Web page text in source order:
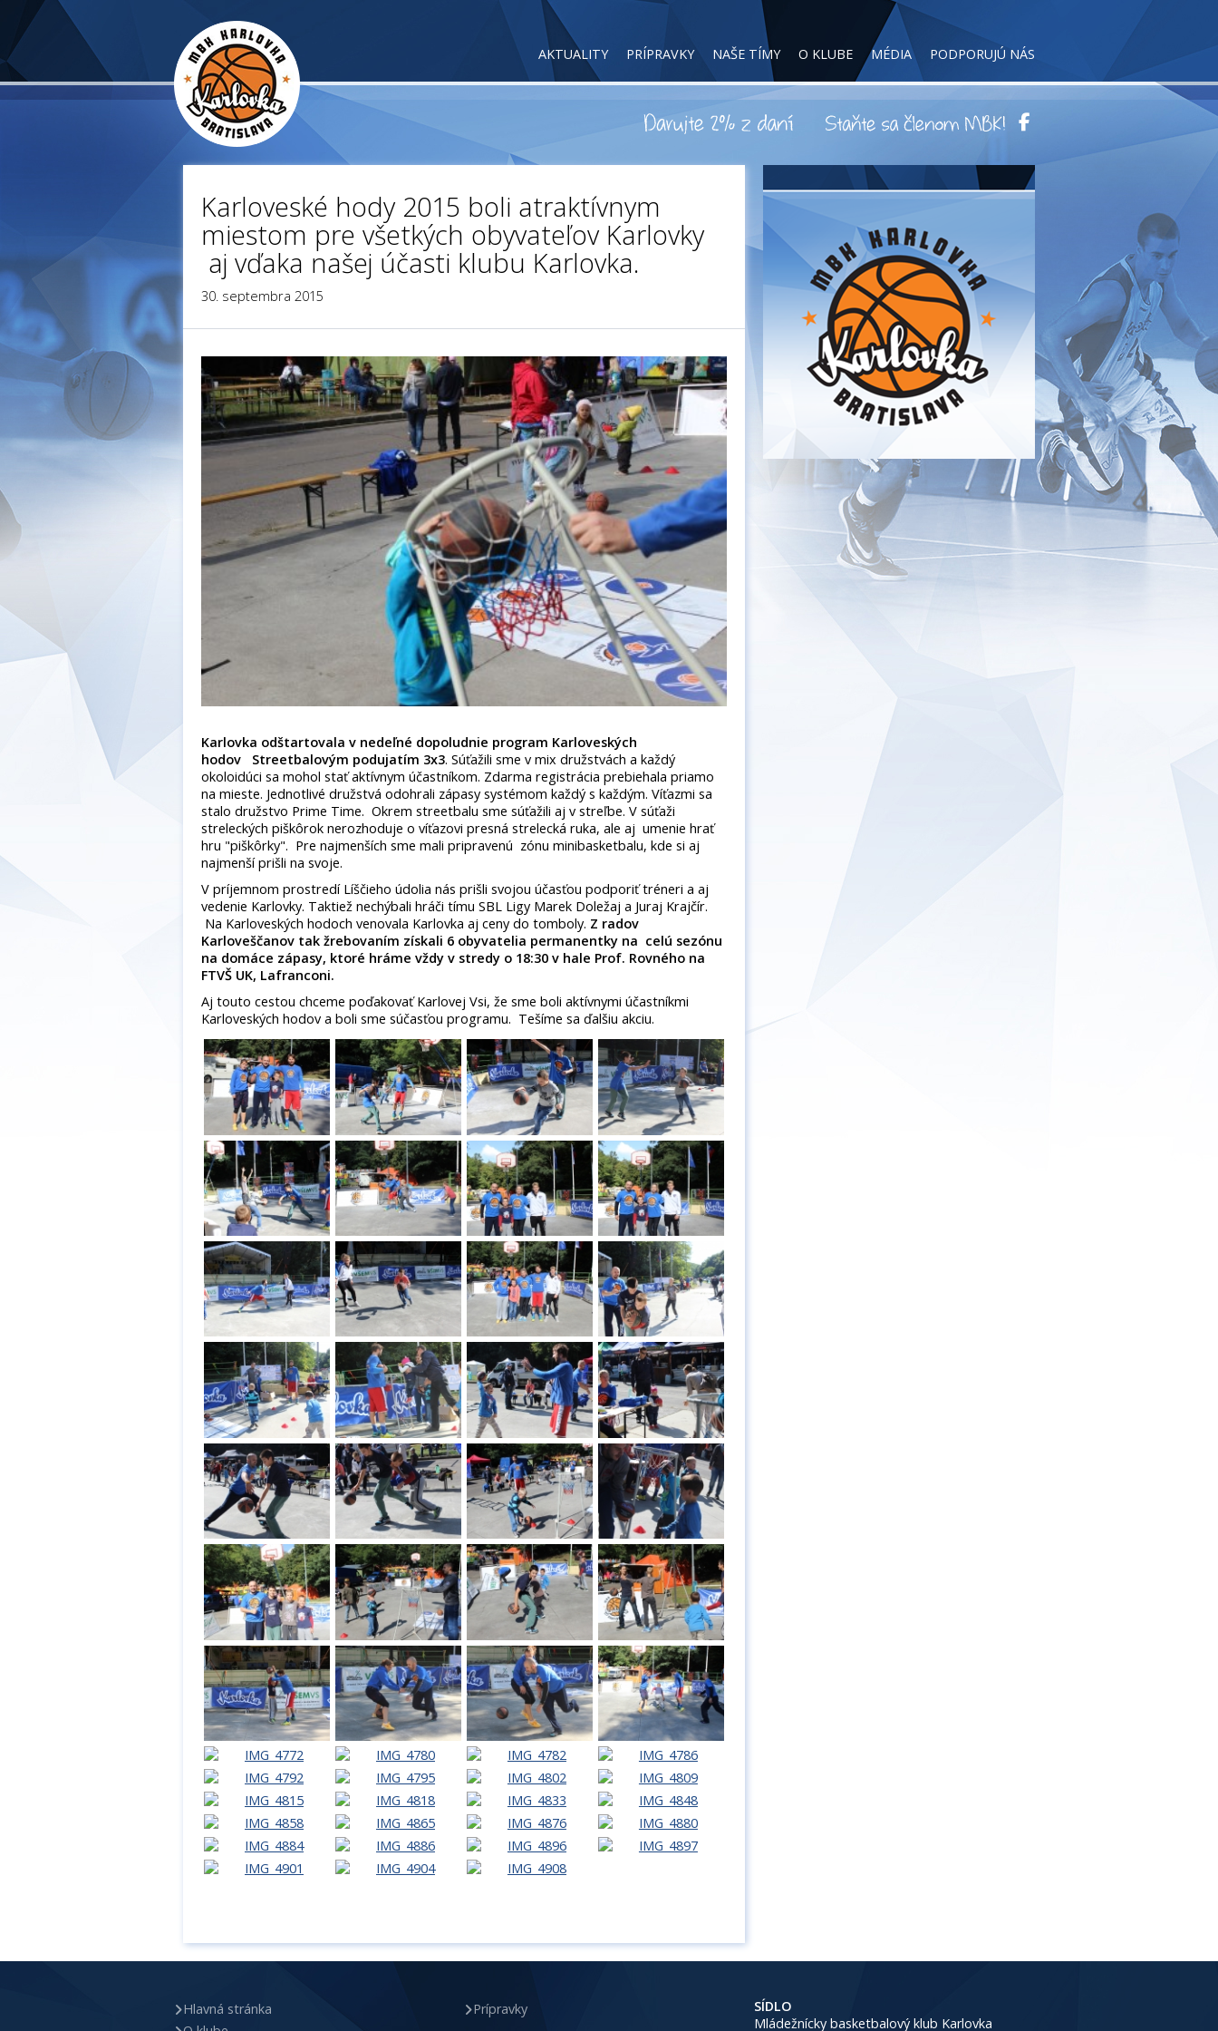
AKTUALITY PRÍPRAVKY NAŠE TÍMY O KLUBE MÉDIA PODPORUJÚ NÁS
Karloveské hody 2015 boli atraktívnym
miestom pre všetkých obyvateľov Karlovky
aj vďaka našej účasti klubu Karlovka.
30. septembra 2015
Karlovka odštartovala v nedeľné dopoludnie program Karloveských
hodov
Streetbalovým podujatím 3x3. Súťažili sme v mix družstvách a každý
okoloidúci sa mohol stať aktívnym účastníkom. Zdarma registrácia prebiehala priamo
na mieste. Jednotlivé družstvá odohrali zápasy systémom každý s každým. Víťazmi sa
stalo družstvo Prime Time. Okrem streetbalu sme súťažili aj v streľbe. V súťaži
streleckých piškôrok nerozhoduje o víťazovi presná strelecká ruka, ale aj umenie hrať
hru "piškôrky". Pre najmenších sme mali pripravenú zónu minibasketbalu, kde si aj
najmenší prišli na svoje.
V príjemnom prostredí Líščieho údolia nás prišli svojou účasťou podporiť tréneri a aj
vedenie Karlovky. Taktiež nechýbali hráči tímu SBL Ligy Marek Doležaj a Juraj Krajčír.
Na Karloveských hodoch venovala Karlovka aj ceny do tomboly. Z radov
Karloveščanov tak žrebovaním získali 6 obyvatelia permanentky na celú sezónu
na domáce zápasy, ktoré hráme vždy v stredy o 18:30 v hale Prof. Rovného na
FTVŠ UK, Lafranconi.
Aj touto cestou chceme poďakovať Karlovej Vsi, že sme boli aktívnymi účastníkmi
Karloveských hodov a boli sme súčasťou programu. Tešíme sa ďalšiu akciu.
Hlavná stránka
Prípravky
SÍDLO
Mládežnícky basketbalový klub Karlovka